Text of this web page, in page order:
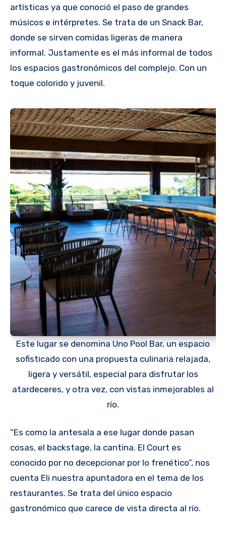
artísticas ya que conoció el paso de grandes
músicos e intérpretes. Se trata de un Snack Bar,
donde se sirven comidas ligeras de manera
informal. Justamente es el más informal de todos
los espacios gastronómicos del complejo. Con un
toque colorido y juvenil.
Este lugar se denomina Uno Pool Bar, un espacio
sofisticado con una propuesta culinaria relajada,
ligera y versátil, especial para disfrutar los
atardeceres, y otra vez, con vistas inmejorables al
río.
“Es como la antesala a ese lugar donde pasan
cosas, el backstage, la cantina. El Court es
conocido por no decepcionar por lo frenético”, nos
cuenta Eli nuestra apuntadora en el tema de los
restaurantes. Se trata del único espacio
gastronómico que carece de vista directa al río.